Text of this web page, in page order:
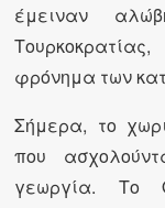
έμειναν
φρόνημα των
Σήμερα, το
που
γεωργία. Το